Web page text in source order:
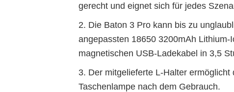
gerecht und eignet sich für jedes
2. Die Baton 3 Pro kann bis zu
angepassten 18650 3200mAh
magnetischen USB-Ladekabel in 3,5
3. Der mitgelieferte L-Halter
Taschenlampe nach dem Gebrauch.